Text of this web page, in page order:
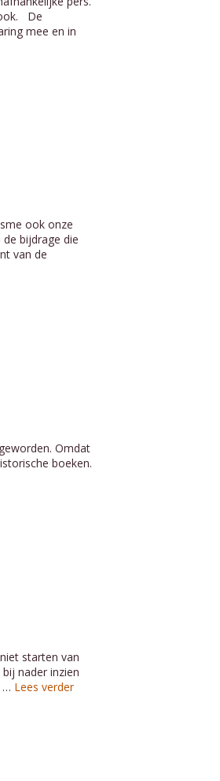
De
mee en in
ook onze
bijdrage die
van de
Omdat
boeken.
starten van
nader inzien
… Lees verder